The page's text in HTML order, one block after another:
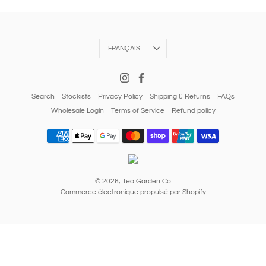
Langue
FRANÇAIS
Search Stockists Privacy Policy Shipping & Returns
FAQs
Wholesale Login
Terms of Service Refund policy
© 2026, Tea Garden Co
Commerce électronique propulsé par Shopify